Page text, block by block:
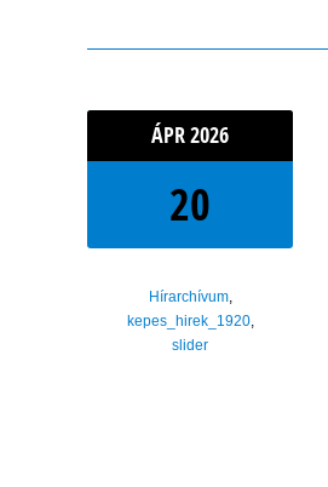
ÁPR2026
20
Hírarchívum,
kepes_hirek_1920,
slider